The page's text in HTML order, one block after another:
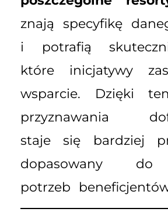
znają specyfikę
i potrafią
które inicjatywy
wsparcie. Dzięki
przyznawania
staje się bardziej
dopasowany do
potrzeb